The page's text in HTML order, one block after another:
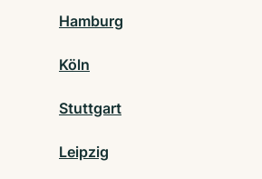
Hamburg
Köln
Stuttgart
Leipzig